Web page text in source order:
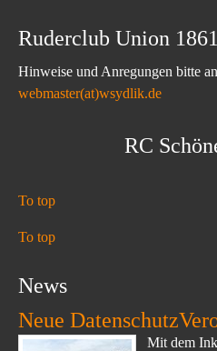
Ruderclub Union
Hinweise und Anregungen bitte
webmaster(at)wsydlik.de
RC
To top
To top
News
Neue
Mit dem